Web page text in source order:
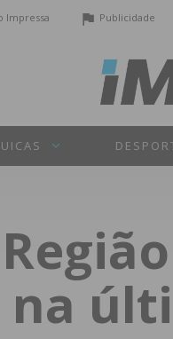
Impressa Publicidade